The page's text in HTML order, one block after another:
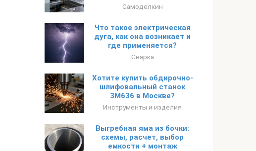
Самоделкин
Что такое электрическая
дуга, как она возникает и
где применяется?
Сварка
Хотите купить обдирочно-
шлифовальный станок
3М636 в Москве?
Инструменты и изделия
Выгребная яма из бочки:
схемы, расчет, выбор
емкости + монтаж